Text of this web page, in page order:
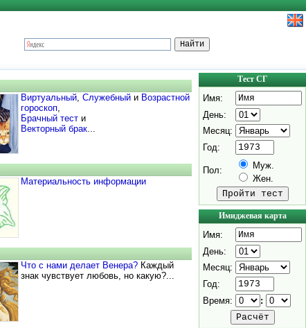
Виртуальный, Служебный и Возрастной
гороскоп,
Брачный тест и
Векторный брак...
Материальность информации
Что c нами делает Венера? Каждый
знак чувствует любовь, но какую?...
Тест СГ
Имя:
День:
Месяц:
Год:
Пол:
Муж.
Жен.
Имиджевая карта
Имя:
День:
Месяц:
Год:
Время:
: